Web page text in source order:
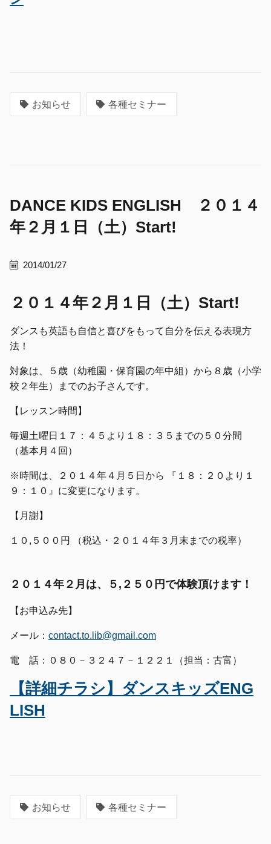
お知らせ 各種セミナー
DANCE KIDS ENGLISH ２０１４
年２月１日（土）Start!
2014/01/27
２０１４年２月１日（土）Start!
ダンスも英語も自信と喜びをもって自分を伝える表現方
法！
対象は、５歳（幼稚園・保育園の年中組）から８歳（小学
校２年生）までのお子さんです。
【レッスン時間】
毎週土曜日１７：４５より１８：３５までの５０分間
（基本月４回）
※時間は、２０１４年４月５日から 『１８：２０より１
９：１０』に変更になります。
【月謝】
１０,５００円 （税込・２０１４年３月末までの税率）
２０１４年２月は、５,２５０円で体験頂けます！
【お申込み先】
メール： contact.to.lib@gmail.com
電 話：０８０－３２４７－１２２１（担当：古富）
【詳細チラシ】ダンスキッズENG
LISH
お知らせ 各種セミナー